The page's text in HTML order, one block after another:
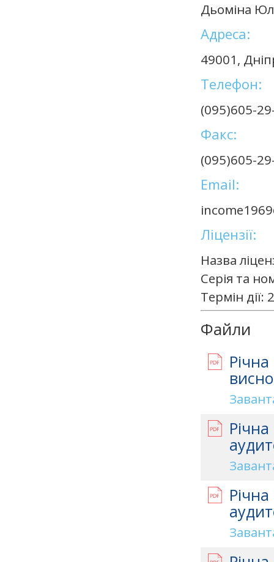
Дьоміна
Адреса:
49001,
Телефон:
(095)605-
Факс:
(095)605-
Email:
Ліцензії:
Назва
Серія та
Термін
Файли